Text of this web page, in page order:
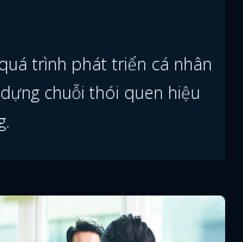
trình phát triển cá nhân
chuỗi thói quen hiệu